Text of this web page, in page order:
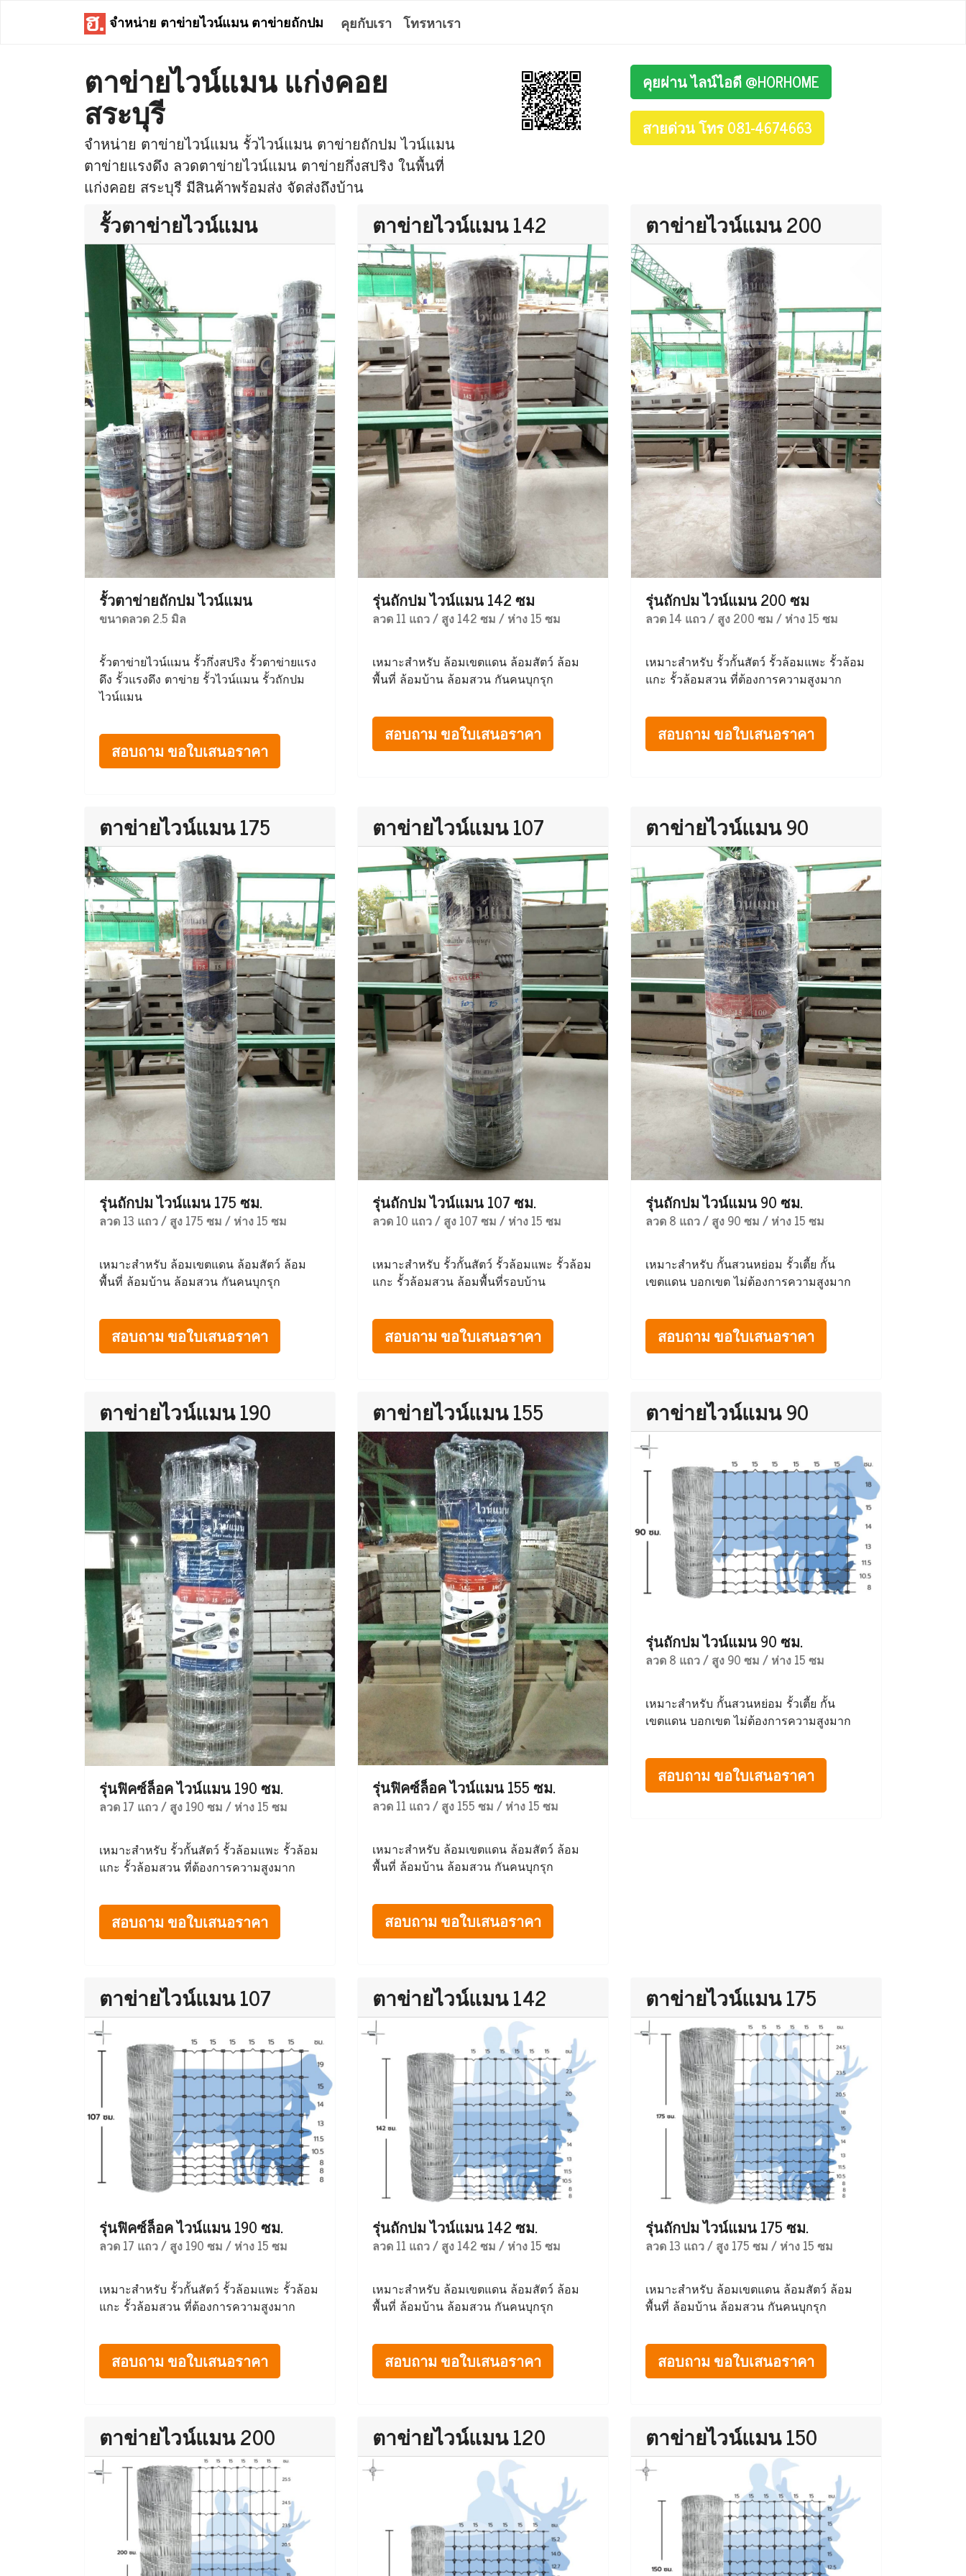
จำหน่าย ตาข่ายไวน์แมน ตาข่ายถักปม คุยกับเรา โทรหาเรา
ตาข่ายไวน์แมน แก่งคอย
สระบุรี
จำหน่าย ตาข่ายไวน์แมน รั้วไวน์แมน ตาข่ายถักปม ไวน์แมน
ตาข่ายแรงดึง ลวดตาข่ายไวน์แมน ตาข่ายกึ่งสปริง ในพื้นที่
แก่งคอย สระบุรี มีสินค้าพร้อมส่ง จัดส่งถึงบ้าน
คุยผ่าน ไลน์ไอดี @HORHOME
สายด่วน โทร 081-4674663
รั้วตาข่ายไวน์แมน
รั้วตาข่ายถักปม ไวน์แมน
ขนาดลวด 2.5 มิล
รั้วตาข่ายไวน์แมน รั้วกึ่งสปริง รั้วตาข่ายแรง
ดึง รั้วแรงดึง ตาข่าย รั้วไวน์แมน รั้วถักปม
ไวน์แมน
สอบถาม ขอใบเสนอราคา
ตาข่ายไวน์แมน 142
รุ่นถักปม ไวน์แมน 142 ซม
ลวด 11 แถว / สูง 142 ซม / ห่าง 15 ซม
เหมาะสำหรับ ล้อมเขตแดน ล้อมสัตว์ ล้อม
พื้นที่ ล้อมบ้าน ล้อมสวน กันคนบุกรุก
สอบถาม ขอใบเสนอราคา
ตาข่ายไวน์แมน 200
รุ่นถักปม ไวน์แมน 200 ซม
ลวด 14 แถว / สูง 200 ซม / ห่าง 15 ซม
เหมาะสำหรับ รั้วกั้นสัตว์ รั้วล้อมแพะ รั้วล้อม
แกะ รั้วล้อมสวน ที่ต้องการความสูงมาก
สอบถาม ขอใบเสนอราคา
ตาข่ายไวน์แมน 175
รุ่นถักปม ไวน์แมน 175 ซม.
ลวด 13 แถว / สูง 175 ซม / ห่าง 15 ซม
เหมาะสำหรับ ล้อมเขตแดน ล้อมสัตว์ ล้อม
พื้นที่ ล้อมบ้าน ล้อมสวน กันคนบุกรุก
สอบถาม ขอใบเสนอราคา
ตาข่ายไวน์แมน 107
รุ่นถักปม ไวน์แมน 107 ซม.
ลวด 10 แถว / สูง 107 ซม / ห่าง 15 ซม
เหมาะสำหรับ รั้วกั้นสัตว์ รั้วล้อมแพะ รั้วล้อม
แกะ รั้วล้อมสวน ล้อมพื้นที่รอบบ้าน
สอบถาม ขอใบเสนอราคา
ตาข่ายไวน์แมน 90
รุ่นถักปม ไวน์แมน 90 ซม.
ลวด 8 แถว / สูง 90 ซม / ห่าง 15 ซม
เหมาะสำหรับ กั้นสวนหย่อม รั้วเตี้ย กั้น
เขตแดน บอกเขต ไม่ต้องการความสูงมาก
สอบถาม ขอใบเสนอราคา
ตาข่ายไวน์แมน 190
รุ่นฟิคซ์ล็อค ไวน์แมน 190 ซม.
ลวด 17 แถว / สูง 190 ซม / ห่าง 15 ซม
เหมาะสำหรับ รั้วกั้นสัตว์ รั้วล้อมแพะ รั้วล้อม
แกะ รั้วล้อมสวน ที่ต้องการความสูงมาก
สอบถาม ขอใบเสนอราคา
ตาข่ายไวน์แมน 155
รุ่นฟิคซ์ล็อค ไวน์แมน 155 ซม.
ลวด 11 แถว / สูง 155 ซม / ห่าง 15 ซม
เหมาะสำหรับ ล้อมเขตแดน ล้อมสัตว์ ล้อม
พื้นที่ ล้อมบ้าน ล้อมสวน กันคนบุกรุก
สอบถาม ขอใบเสนอราคา
ตาข่ายไวน์แมน 90
รุ่นถักปม ไวน์แมน 90 ซม.
ลวด 8 แถว / สูง 90 ซม / ห่าง 15 ซม
เหมาะสำหรับ กั้นสวนหย่อม รั้วเตี้ย กั้น
เขตแดน บอกเขต ไม่ต้องการความสูงมาก
สอบถาม ขอใบเสนอราคา
ตาข่ายไวน์แมน 107
รุ่นฟิคซ์ล็อค ไวน์แมน 190 ซม.
ลวด 17 แถว / สูง 190 ซม / ห่าง 15 ซม
เหมาะสำหรับ รั้วกั้นสัตว์ รั้วล้อมแพะ รั้วล้อม
แกะ รั้วล้อมสวน ที่ต้องการความสูงมาก
สอบถาม ขอใบเสนอราคา
ตาข่ายไวน์แมน 142
รุ่นถักปม ไวน์แมน 142 ซม.
ลวด 11 แถว / สูง 142 ซม / ห่าง 15 ซม
เหมาะสำหรับ ล้อมเขตแดน ล้อมสัตว์ ล้อม
พื้นที่ ล้อมบ้าน ล้อมสวน กันคนบุกรุก
สอบถาม ขอใบเสนอราคา
ตาข่ายไวน์แมน 175
รุ่นถักปม ไวน์แมน 175 ซม.
ลวด 13 แถว / สูง 175 ซม / ห่าง 15 ซม
เหมาะสำหรับ ล้อมเขตแดน ล้อมสัตว์ ล้อม
พื้นที่ ล้อมบ้าน ล้อมสวน กันคนบุกรุก
สอบถาม ขอใบเสนอราคา
ตาข่ายไวน์แมน 200 ตาข่ายไวน์แมน 120 ตาข่ายไวน์แมน 150